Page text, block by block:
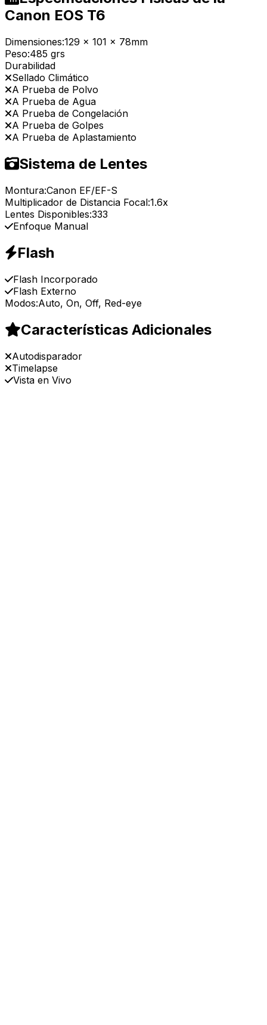
Canon EOS T6
Dimensiones:129 x 101 x 78mm
Peso:485 grs
Durabilidad
Sellado Climático
A Prueba de Polvo
A Prueba de Agua
A Prueba de Congelación
A Prueba de Golpes
A Prueba de Aplastamiento
Sistema de Lentes
Montura:Canon EF/EF-S
Multiplicador de Distancia Focal:1.6x
Lentes Disponibles:333
Enfoque Manual
Flash
Flash Incorporado
Flash Externo
Modos:Auto, On, Off, Red-eye
Características Adicionales
Autodisparador
Timelapse
Vista en Vivo